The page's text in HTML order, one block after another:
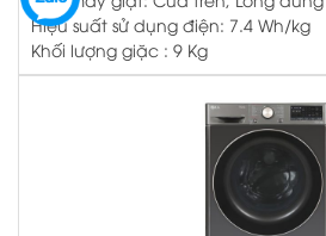
Hiệu suất sử dụng điện: 7.4 Wh/kg
Khối lượng giặc : 9 Kg